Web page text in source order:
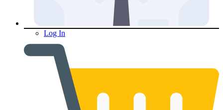
Log In